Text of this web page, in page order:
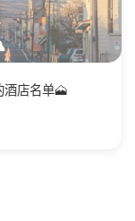
店名单🗻